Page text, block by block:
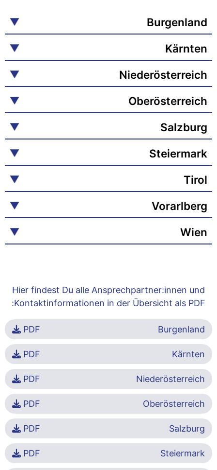
Burgenland
Kärnten
Niederösterreich
Oberösterreich
Salzburg
Steiermark
Tirol
Vorarlberg
Wien
Hier findest Du alle Ansprechpartner:innen und
Kontaktinformationen in der Übersicht als PDF:
Burgenland
PDF
Kärnten
PDF
Niederösterreich
PDF
Oberösterreich
PDF
Salzburg
PDF
Steiermark
PDF